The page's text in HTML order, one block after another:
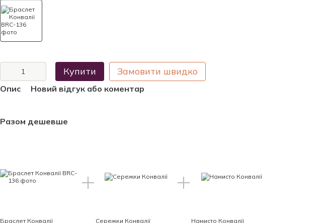
Купити Замовити швидко
Опис Новий відгук або коментар
Разом дешевше
Браслет Конвалії
Сережки Конвалії
Намисто Конвалії